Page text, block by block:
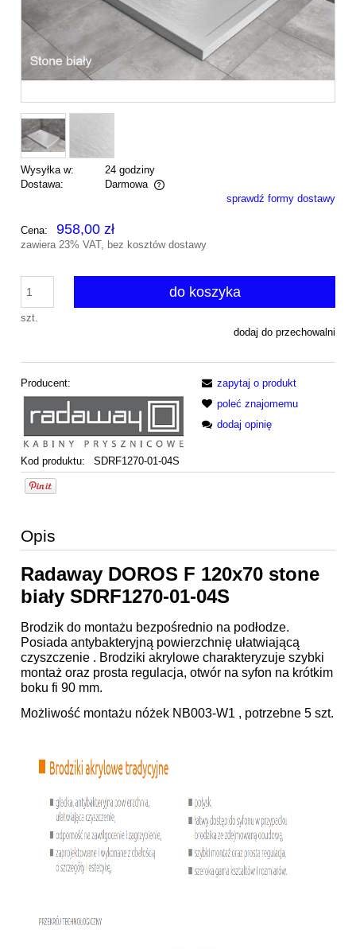
Wysyłka w:
24 godziny
Dostawa:
Darmowa
Cena nie zawiera ewentualnych kosztów płatnościsprawdź formy dostawy
Cena: 958,00 zł
zawiera 23% VAT, bez kosztów dostawy
szt.
do koszyka
dodaj do przechowalni
Producent:
Kod produktu: SDRF1270-01-04S
zapytaj o produkt
poleć znajomemu
dodaj opinię
Opis
Radaway DOROS F 120x70 stone
biały SDRF1270-01-04S
Brodzik do montażu bezpośrednio na podłodze.
Posiada antybakteryjną powierzchnię ułatwiającą
czyszczenie . Brodziki akrylowe charakteryzuje szybki
montaż oraz prosta regulacja, otwór na syfon na krótkim
boku fi 90 mm.
Możliwość montażu nóżek NB003-W1 , potrzebne 5 szt.